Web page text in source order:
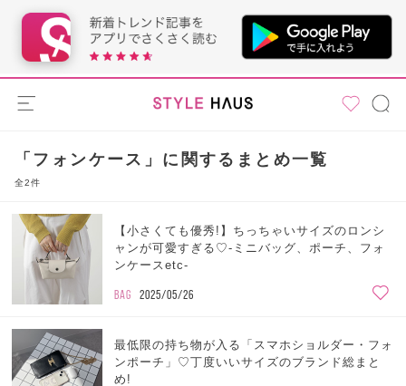
「フォンケース」に関するまとめ一覧
全2件
【小さくても優秀!】ちっちゃいサイズのロンシ
ャンが可愛すぎる♡-ミニバッグ、ポーチ、フォ
ンケースetc-
BAG 2025/05/26
最低限の持ち物が入る「スマホショルダー・フォ
ンポーチ」♡丁度いいサイズのブランド総まと
め!